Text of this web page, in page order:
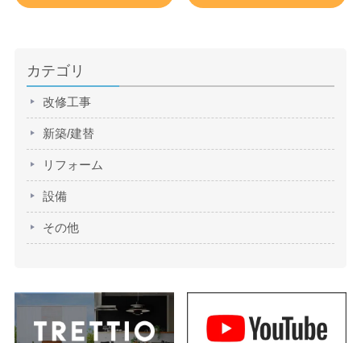
カテゴリ
改修工事
新築/建替
リフォーム
設備
その他